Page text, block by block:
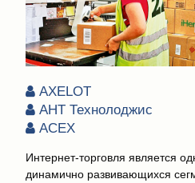
AXELOT
АНТ Технолоджис
АСЕХ
Интернет-торговля является
динамично развивающихся